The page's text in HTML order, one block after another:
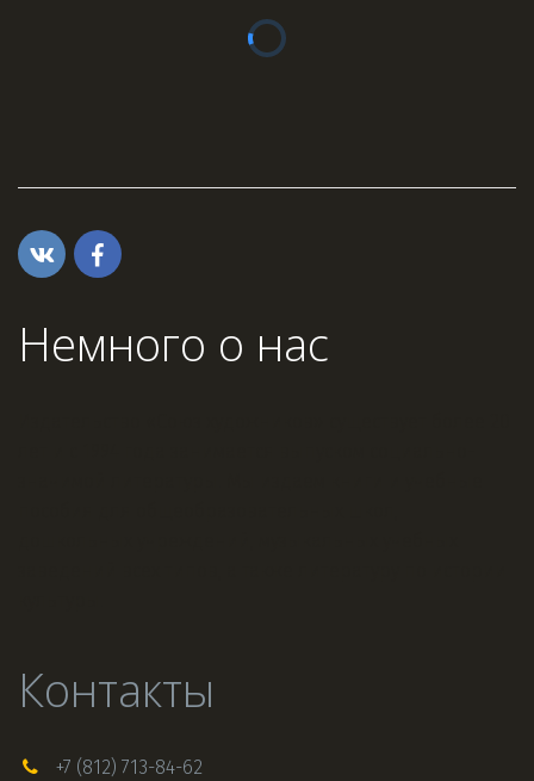
Немного о нас
Контакты
+7 (812) 713-84-62